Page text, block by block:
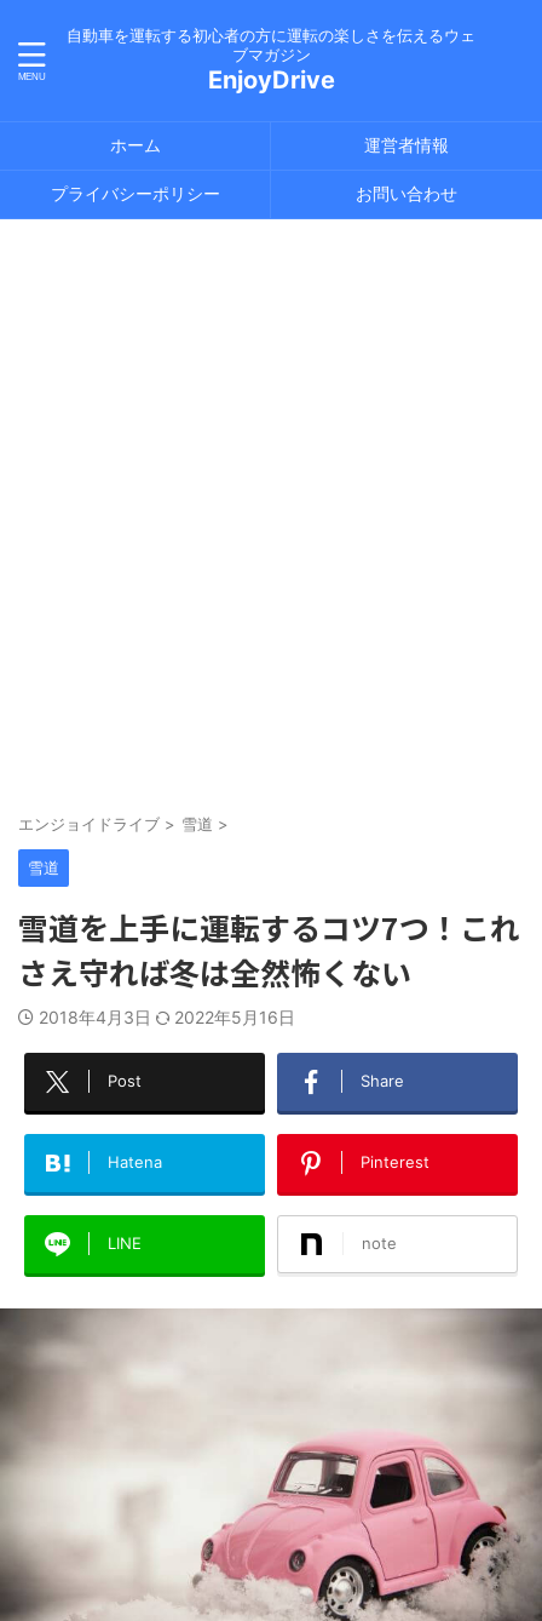
自動車を運転する初心者の方に運転の楽しさを伝えるウェ
ブマガジン
EnjoyDrive
ホーム 運営者情報
プライバシーポリシー お問い合わせ
エンジョイドライブ > 雪道 >
雪道
雪道を上手に運転するコツ7つ！これ
さえ守れば冬は全然怖くない
2018年4月3日 2022年5月16日
Post Share
Hatena Pinterest
LINE note